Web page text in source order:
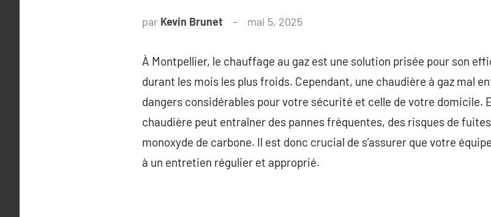
par Kevin Brunet mai 5, 2025
À Montpellier, le chauffage au gaz est une solution prisée pour son
durant les mois les plus froids. Cependant, une chaudière à gaz mal
dangers considérables pour votre sécurité et celle de votre domicile.
chaudière peut entraîner des pannes fréquentes, des risques de
monoxyde de carbone. Il est donc crucial de s’assurer que votre
à un entretien régulier et approprié.